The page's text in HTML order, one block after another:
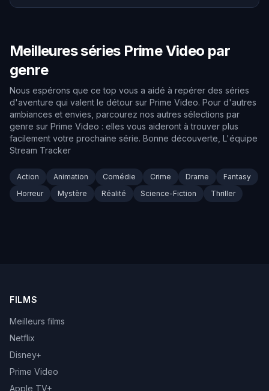
Meilleures séries Prime Video par
genre
Nous espérons que ce top vous a aidé à repérer des séries
d'aventure qui valent le détour sur Prime Video. Pour d'autres
ambiances et envies, parcourez nos autres sélections par
genre sur Prime Video : elles vous aideront à trouver plus
facilement votre prochaine série. Bonne découverte, L'équipe
Stream Tracker
Action Animation Comédie Crime Drame
Fantasy
Horreur
Mystère Réalité Science-Fiction Thriller
FILMS
Meilleurs films
Netflix
Disney+
Prime Video
Apple TV+